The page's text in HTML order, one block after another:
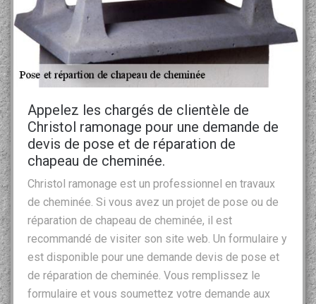
Appelez les chargés de clientèle de
Christol ramonage pour une demande de
devis de pose et de réparation de
chapeau de cheminée.
Christol ramonage est un professionnel en travaux
de cheminée. Si vous avez un projet de pose ou de
réparation de chapeau de cheminée, il est
recommandé de visiter son site web. Un formulaire y
est disponible pour une demande devis de pose et
de réparation de cheminée. Vous remplissez le
formulaire et vous soumettez votre demande aux